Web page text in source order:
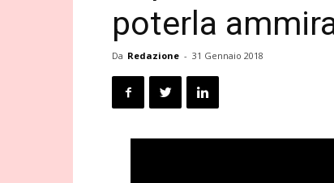
poterla
Da Redazione - 31 Gennaio 2018